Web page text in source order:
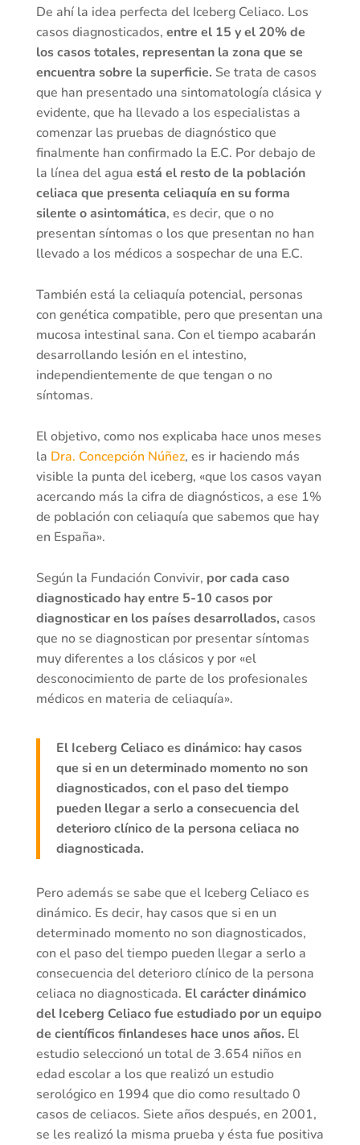
De ahí la idea perfecta del Iceberg Celiaco. Los
casos diagnosticados, entre el 15 y el 20% de
los casos totales, representan la zona que se
encuentra sobre la superficie. Se trata de casos
que han presentado una sintomatología clásica y
evidente, que ha llevado a los especialistas a
comenzar las pruebas de diagnóstico que
finalmente han confirmado la E.C. Por debajo de
la línea del agua está el resto de la población
celiaca que presenta celiaquía en su forma
silente o asintomática, es decir, que o no
presentan síntomas o los que presentan no han
llevado a los médicos a sospechar de una E.C.
También está la celiaquía potencial, personas
con genética compatible, pero que presentan una
mucosa intestinal sana. Con el tiempo acabarán
desarrollando lesión en el intestino,
independientemente de que tengan o no
síntomas.
El objetivo, como nos explicaba hace unos meses
la Dra. Concepción Núñez, es ir haciendo más
visible la punta del iceberg, «que los casos vayan
acercando más la cifra de diagnósticos, a ese 1%
de población con celiaquía que sabemos que hay
en España».
Según la Fundación Convivir, por cada caso
diagnosticado hay entre 5-10 casos por
diagnosticar en los países desarrollados, casos
que no se diagnostican por presentar síntomas
muy diferentes a los clásicos y por «el
desconocimiento de parte de los profesionales
médicos en materia de celiaquía».
El Iceberg Celiaco es dinámico: hay casos
que si en un determinado momento no son
diagnosticados, con el paso del tiempo
pueden llegar a serlo a consecuencia del
deterioro clínico de la persona celiaca no
diagnosticada.
Pero además se sabe que el Iceberg Celiaco es
dinámico. Es decir, hay casos que si en un
determinado momento no son diagnosticados,
con el paso del tiempo pueden llegar a serlo a
consecuencia del deterioro clínico de la persona
celiaca no diagnosticada. El carácter dinámico
del Iceberg Celiaco fue estudiado por un equipo
de científicos finlandeses hace unos años. El
estudio seleccionó un total de 3.654 niños en
edad escolar a los que realizó un estudio
serológico en 1994 que dio como resultado 0
casos de celiacos. Siete años después, en 2001,
se les realizó la misma prueba y ésta fue positiva